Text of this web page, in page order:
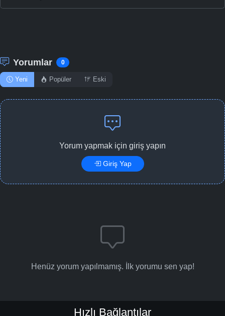
Yorumlar 0
Yeni Popüler Eski
Yorum yapmak için giriş yapın
Giriş Yap
Henüz yorum yapılmamış. İlk yorumu sen yap!
Hızlı Bağlantılar